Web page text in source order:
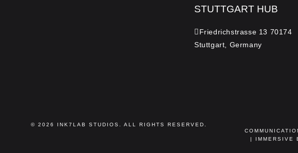
STUTTGART HUB
Friedrichstrasse 13 70174
Stuttgart, Germany
© 2026 INK7LAB
STUDIOS. ALL RIGHTS RESERVED.
| IMMERSIVE